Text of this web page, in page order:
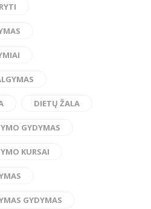
DIETŲ ŽALA
GYDYMAS
KURSAI
GYDYMAS